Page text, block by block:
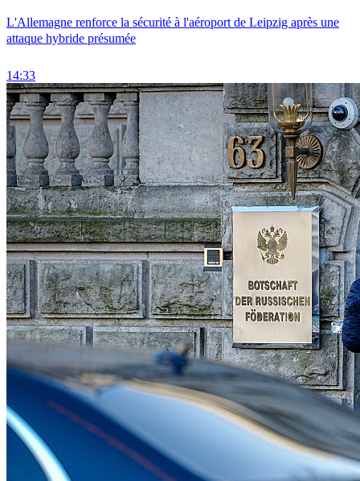
L'Allemagne renforce la sécurité à l'aéroport de Leipzig après une
attaque hybride présumée
14:33